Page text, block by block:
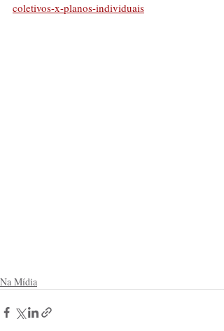
coletivos-x-planos-individuais
Na Mídia